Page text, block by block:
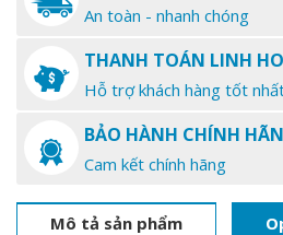
An toàn - nhanh chóng
THANH TOÁN LINH
Hỗ trợ khách hàng tốt
BẢO HÀNH CHÍNH
Cam kết chính hãng
Mô tả sản phẩm